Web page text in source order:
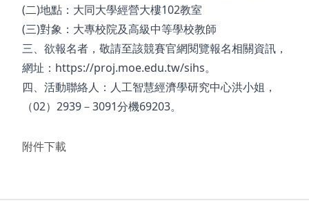
(二)地點：大同大學經營大樓102教室
(三)對象：大專校院及高級中等學校教師
三、欲報名者，敬請至該競賽官網閱覽報名相關資訊，
網址： https://proj.moe.edu.tw/sihs。
四、活動聯絡人：人工智慧經濟學研究中心洪小姐，
（02）2939－3091分機69203。
附件下載